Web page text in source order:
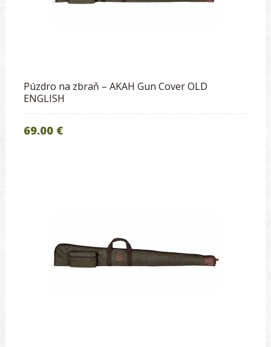
Púzdro na zbraň – AKAH Gun Cover OLD
ENGLISH
69.00 €